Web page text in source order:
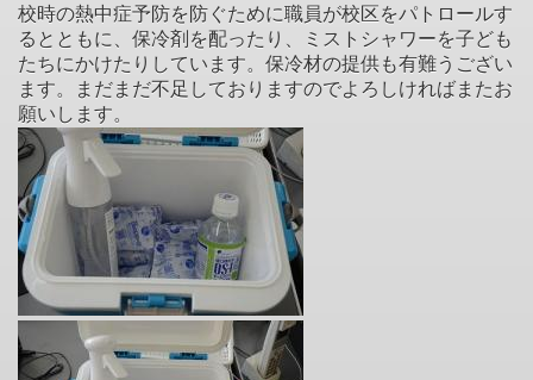
校時の熱中症予防を防ぐために職員が校区をパトロールす
るとともに、保冷剤を配ったり、ミストシャワーを子ども
たちにかけたりしています。保冷材の提供も有難うござい
ます。まだまだ不足しておりますのでよろしければまたお
願いします。